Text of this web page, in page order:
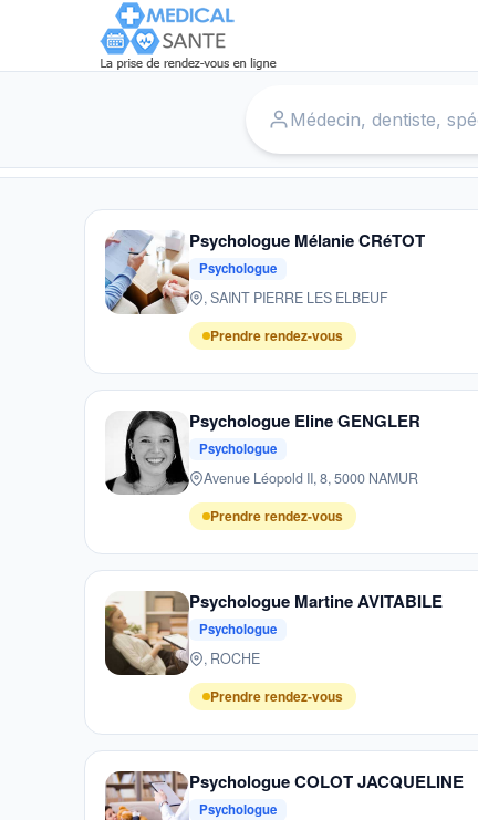
: array_chunk() expects parameter 1 to be array, int given in
Psychologue Mélanie CRéTOT
Psychologue
, SAINT PIERRE LES ELBEUF
Prendre rendez-vous
Psychologue Eline GENGLER
Psychologue
Avenue Léopold II, 8, 5000 NAMUR
Prendre rendez-vous
Psychologue Martine AVITABILE
Psychologue
, ROCHE
Prendre rendez-vous
Psychologue COLOT JACQUELINE
Psychologue